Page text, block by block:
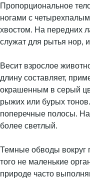
Пропорциональное
ногами с
хвостом. На передних
служат для рытья нор,
Весит взрослое
длину составляет,
окрашенным в серый
рыжих или бурых
поперечные полосы.
более светлый.
Темные обводы вокруг
того не маленькие
природе часто